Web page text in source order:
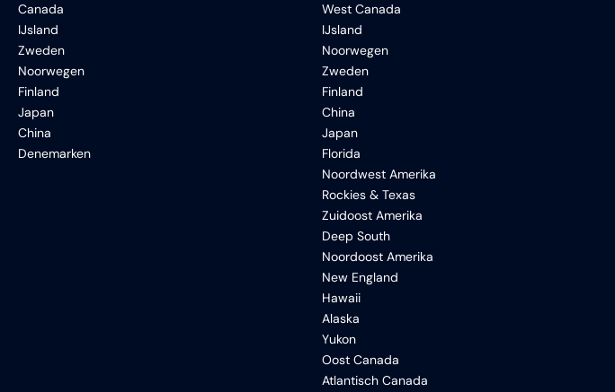
Canada
IJsland
Zweden
Noorwegen
Finland
Japan
China
Denemarken
West Canada
IJsland
Noorwegen
Zweden
Finland
China
Japan
Florida
Noordwest Amerika
Rockies & Texas
Zuidoost Amerika
Deep South
Noordoost Amerika
New England
Hawaii
Alaska
Yukon
Oost Canada
Atlantisch Canada